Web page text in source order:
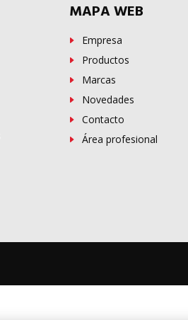
MAPA WEB
Empresa
Productos
Marcas
Novedades
Contacto
Área profesional